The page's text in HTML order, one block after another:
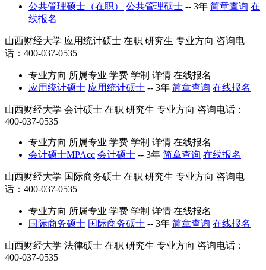
公共管理硕士（在职）
公共管理硕士 -- 3年 简章查询 在
线报名
山西财经大学 应用统计硕士 在职 研究生 专业方向 咨询电
话：400-037-0535
专业方向 所属专业 学费 学制 详情 在线报名
应用统计硕士 应用统计硕士 -- 3年 简章查询 在线报名
山西财经大学 会计硕士 在职 研究生 专业方向 咨询电话：
400-037-0535
专业方向 所属专业 学费 学制 详情 在线报名
会计硕士MPAcc 会计硕士 -- 3年 简章查询 在线报名
山西财经大学 国际商务硕士 在职 研究生 专业方向 咨询电
话：400-037-0535
专业方向 所属专业 学费 学制 详情 在线报名
国际商务硕士 国际商务硕士 -- 3年 简章查询 在线报名
山西财经大学 法律硕士 在职 研究生 专业方向 咨询电话：
400-037-0535